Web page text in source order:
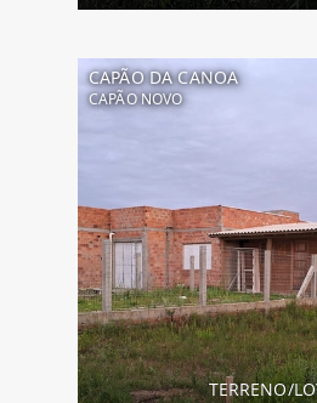
CAPÃO DA CANOA
CAPÃO NOVO
TERRENO/